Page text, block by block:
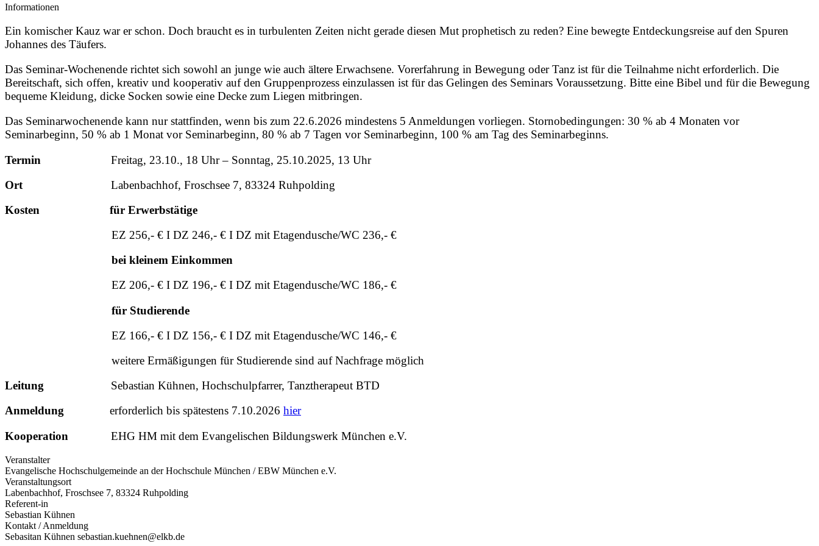
Informationen
Ein komischer Kauz war er schon. Doch braucht es in turbulenten Zeiten nicht gerade diesen Mut prophetisch zu reden? Eine bewegte Entdeckungsreise auf den Spuren
Johannes des Täufers.
Das Seminar-Wochenende richtet sich sowohl an junge wie auch ältere Erwachsene. Vorerfahrung in Bewegung oder Tanz ist für die Teilnahme nicht erforderlich. Die
Bereitschaft, sich offen, kreativ und kooperativ auf den Gruppenprozess einzulassen ist für das Gelingen des Seminars Voraussetzung. Bitte eine Bibel und für die Bewegung
bequeme Kleidung, dicke Socken sowie eine Decke zum Liegen mitbringen.
Das Seminarwochenende kann nur stattfinden, wenn bis zum 22.6.2026 mindestens 5 Anmeldungen vorliegen. Stornobedingungen: 30 % ab 4 Monaten vor
Seminarbeginn, 50 % ab 1 Monat vor Seminarbeginn, 80 % ab 7 Tagen vor Seminarbeginn, 100 % am Tag des Seminarbeginns.
Termin Freitag, 23.10., 18 Uhr – Sonntag, 25.10.2025, 13 Uhr
Ort Labenbachhof, Froschsee 7, 83324 Ruhpolding
Kosten für Erwerbstätige
EZ 256,- € I DZ 246,- € I DZ mit Etagendusche/WC 236,- €
bei kleinem Einkommen
EZ 206,- € I DZ 196,- € I DZ mit Etagendusche/WC 186,- €
für Studierende
EZ 166,- € I DZ 156,- € I DZ mit Etagendusche/WC 146,- €
weitere Ermäßigungen für Studierende sind auf Nachfrage möglich
Leitung Sebastian Kühnen, Hochschulpfarrer, Tanztherapeut BTD
Anmeldung erforderlich bis spätestens 7.10.2026 hier
Kooperation EHG HM mit dem Evangelischen Bildungswerk München e.V.
Veranstalter
Evangelische Hochschulgemeinde an der Hochschule München / EBW München e.V.
Veranstaltungsort
Labenbachhof, Froschsee 7, 83324 Ruhpolding
Referent-in
Sebastian Kühnen
Kontakt / Anmeldung
Sebasitan Kühnen sebastian.kuehnen@elkb.de